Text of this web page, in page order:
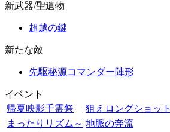
新武器/聖遺物
超越の鍵
新たな敵
先駆秘源コマンダー陣形
イベント
帰夏映影千霊祭
狙えロングショット
まったりリズム～ 地脈の奔流